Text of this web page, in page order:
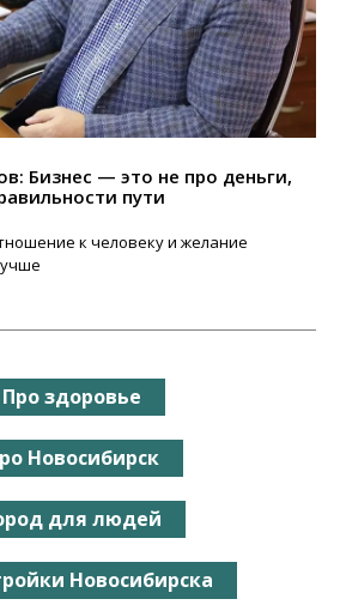
Бизнес — это не про деньги,
пути
к человеку и желание
Про здоровье
Новосибирск
для людей
Новосибирска